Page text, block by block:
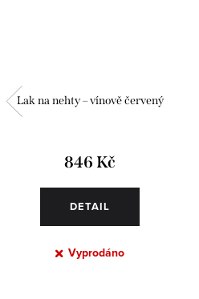
Lak na nehty – vínově červený
846 Kč
DETAIL
Vyprodáno